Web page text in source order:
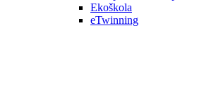
Ekoškola
eTwinning